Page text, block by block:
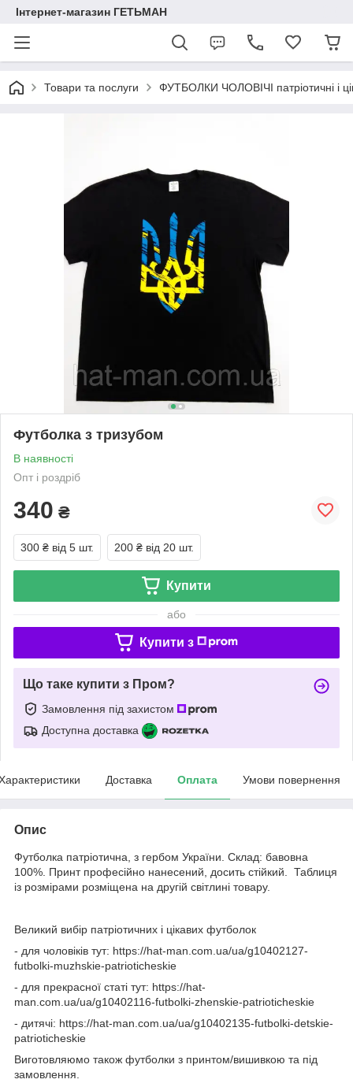
Інтернет-магазин ГЕТЬМАН
Товари та послуги ФУТБОЛКИ ЧОЛОВІЧІ патріотичні і
Футболка з тризубом
В наявності
Опт і роздріб
340 ₴
300 ₴ від 5 шт. 200 ₴ від 20 шт.
Купити
або
Купити з
Що таке купити з Пром?
Замовлення під захистом
Доступна доставка
Доставка Оплата Умови повернення
Опис
Футболка патріотична, з гербом України. Склад: бавовна
100%. Принт професійно нанесений, досить стійкий. Таблиця
із розмірами розміщена на другій світлині товару.
Великий вибір патріотичних і цікавих футболок
- для чоловіків тут: https://hat-man.com.ua/ua/g10402127-
futbolki-muzhskie-patrioticheskie
- для прекрасної статі тут: https://hat-
man.com.ua/ua/g10402116-futbolki-zhenskie-patrioticheskie
- дитячі: https://hat-man.com.ua/ua/g10402135-futbolki-detskie-
patrioticheskie
Виготовляюмо також футболки з принтом/вишивкою та під
замовлення.